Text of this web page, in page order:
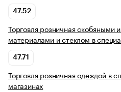
47.52
Торговля розничная скобяными
материалами и стеклом в
47.71
Торговля розничная одеждой в
магазинах